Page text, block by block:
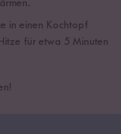
in einen Kochtopf
für etwa 5 Minuten